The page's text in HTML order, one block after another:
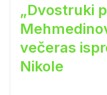
„Dvostruki
večeras
Nikole